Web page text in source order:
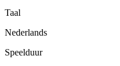
Taal
Nederlands
Speelduur